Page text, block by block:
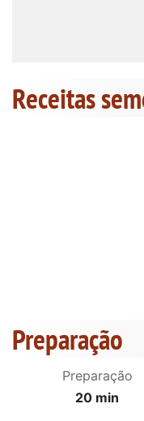
Receitas
Preparação
Preparação
20 min